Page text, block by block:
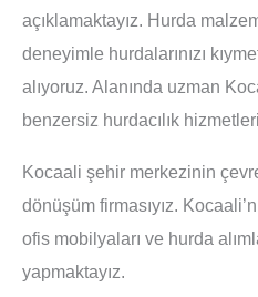
açıklamaktayız. Hurda
deneyimle hurdalarınızı
alıyoruz. Alanında uzman
benzersiz hurdacılık
Kocaali şehir merkezinin
dönüşüm firmasıyız.
ofis mobilyaları ve hurda
yapmaktayız.